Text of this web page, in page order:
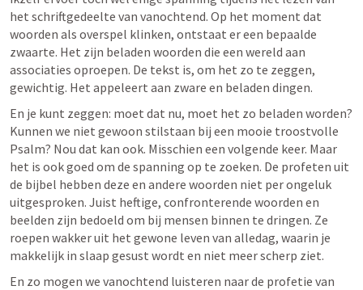
het schriftgedeelte van vanochtend. Op het moment dat
woorden als overspel klinken, ontstaat er een bepaalde
zwaarte. Het zijn beladen woorden die een wereld aan
associaties oproepen. De tekst is, om het zo te zeggen,
gewichtig. Het appeleert aan zware en beladen dingen.
En je kunt zeggen: moet dat nu, moet het zo beladen worden?
Kunnen we niet gewoon stilstaan bij een mooie troostvolle
Psalm? Nou dat kan ook. Misschien een volgende keer. Maar
het is ook goed om de spanning op te zoeken. De profeten uit
de bijbel hebben deze en andere woorden niet per ongeluk
uitgesproken. Juist heftige, confronterende woorden en
beelden zijn bedoeld om bij mensen binnen te dringen. Ze
roepen wakker uit het gewone leven van alledag, waarin je
makkelijk in slaap gesust wordt en niet meer scherp ziet.
En zo mogen we vanochtend luisteren naar de profetie van